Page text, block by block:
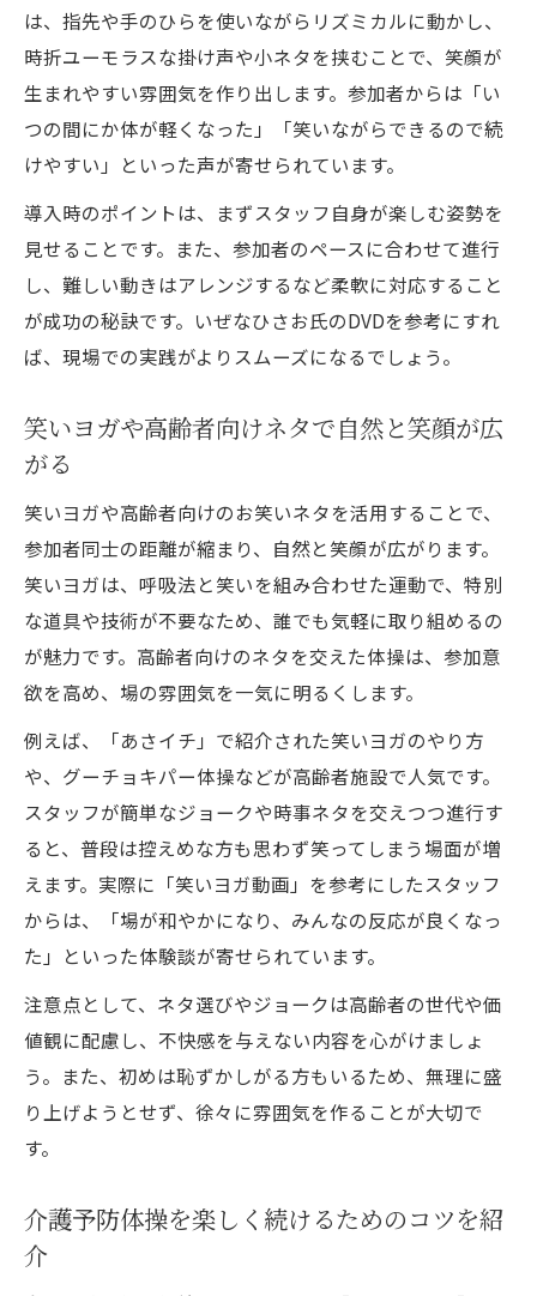
は、指先や手のひらを使いながらリズミカルに動かし、
時折ユーモラスな掛け声や小ネタを挟むことで、笑顔が
生まれやすい雰囲気を作り出します。参加者からは「い
つの間にか体が軽くなった」「笑いながらできるので続
けやすい」といった声が寄せられています。
導入時のポイントは、まずスタッフ自身が楽しむ姿勢を
見せることです。また、参加者のペースに合わせて進行
し、難しい動きはアレンジするなど柔軟に対応すること
が成功の秘訣です。いぜなひさお氏のDVDを参考にすれ
ば、現場での実践がよりスムーズになるでしょう。
笑いヨガや高齢者向けネタで自然と笑顔が広
がる
笑いヨガや高齢者向けのお笑いネタを活用することで、
参加者同士の距離が縮まり、自然と笑顔が広がります。
笑いヨガは、呼吸法と笑いを組み合わせた運動で、特別
な道具や技術が不要なため、誰でも気軽に取り組めるの
が魅力です。高齢者向けのネタを交えた体操は、参加意
欲を高め、場の雰囲気を一気に明るくします。
例えば、「あさイチ」で紹介された笑いヨガのやり方
や、グーチョキパー体操などが高齢者施設で人気です。
スタッフが簡単なジョークや時事ネタを交えつつ進行す
ると、普段は控えめな方も思わず笑ってしまう場面が増
えます。実際に「笑いヨガ動画」を参考にしたスタッフ
からは、「場が和やかになり、みんなの反応が良くなっ
た」といった体験談が寄せられています。
注意点として、ネタ選びやジョークは高齢者の世代や価
値観に配慮し、不快感を与えない内容を心がけましょ
う。また、初めは恥ずかしがる方もいるため、無理に盛
り上げようとせず、徐々に雰囲気を作ることが大切で
す。
介護予防体操を楽しく続けるためのコツを紹
介